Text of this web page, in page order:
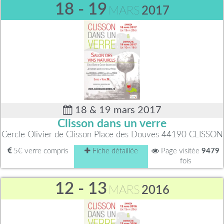
18 - 19 MARS 2017
18 & 19 mars 2017
Clisson dans un verre
Cercle Olivier de Clisson Place des Douves 44190 CLISSON
5€ verre compris Fiche détaillée Page visitée 9479
fois
12 - 13 MARS 2016